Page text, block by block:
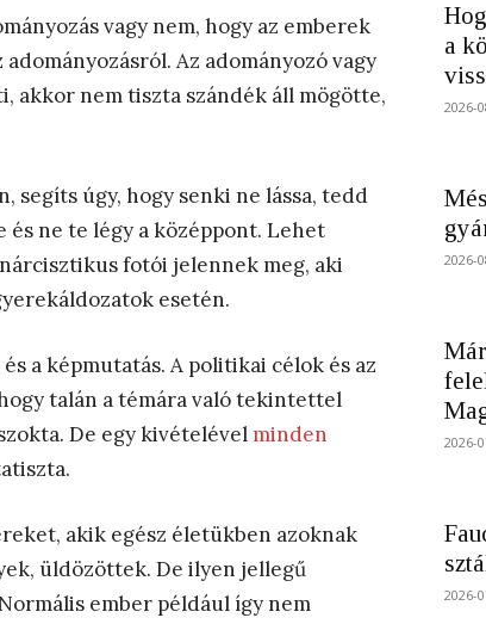
vagy nem, hogy az emberek
Az adományozó vagy
akkor nem tiszta szándék áll mögötte,
segíts úgy, hogy senki ne lássa, tedd
ne te légy a középpont. Lehet
fotói jelennek meg, aki
esetén.
a képmutatás. A politikai célok és az
talán a témára való tekintettel
De egy kivételével minden
akik egész életükben azoknak
üldözöttek. De ilyen jellegű
ember például így nem
a
2026-
2026-
2026-
2026-